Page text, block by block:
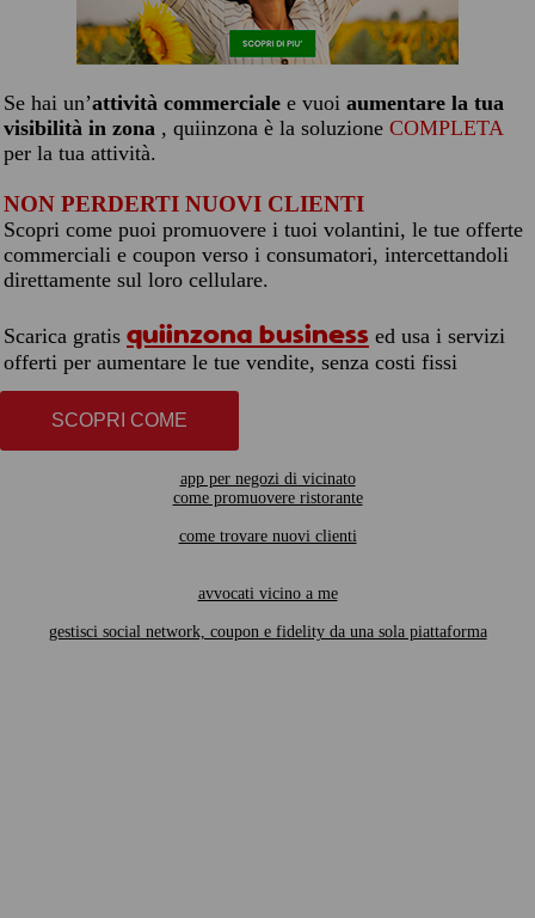
Se hai un’attività commerciale e vuoi aumentare la tua
visibilità in zona , quiinzona è la soluzione COMPLETA
per la tua attività.
NON PERDERTI NUOVI CLIENTI
Scopri come puoi promuovere i tuoi volantini, le tue offerte
commerciali e coupon verso i consumatori, intercettandoli
direttamente sul loro cellulare.
Scarica gratis quiinzona business ed usa i servizi
offerti per aumentare le tue vendite, senza costi fissi
SCOPRI COME
app per negozi di vicinato
come promuovere ristorante
come trovare nuovi clienti
avvocati vicino a me
gestisci social network, coupon e fidelity da una sola piattaforma